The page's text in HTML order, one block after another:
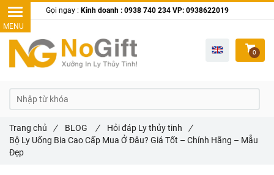
Trang chủ / BLOG / Hỏi đáp Ly thủy tinh
/
Bộ Ly Uống Bia Cao Cấp Mua Ở Đâu? Giá Tốt – Chính Hãng – Mẫu
Đẹp
Gọi ngay : Kinh doanh : 0938 740 234 VP: 0938622019
0